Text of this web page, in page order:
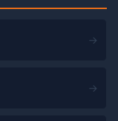
→
→